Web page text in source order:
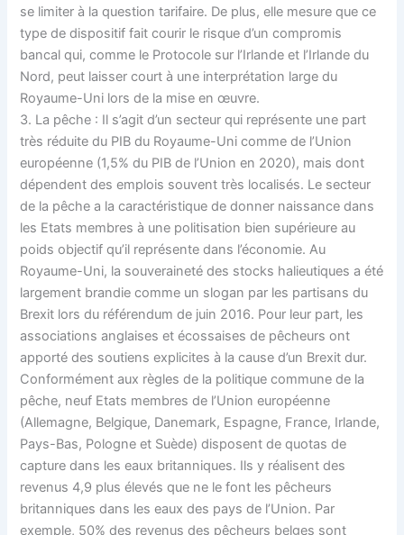
se limiter à la question tarifaire. De plus, elle mesure que ce
type de dispositif fait courir le risque d’un compromis
bancal qui, comme le Protocole sur l’Irlande et l’Irlande du
Nord, peut laisser court à une interprétation large du
Royaume-Uni lors de la mise en œuvre.
3. La pêche : Il s’agit d’un secteur qui représente une part
très réduite du PIB du Royaume-Uni comme de l’Union
européenne (1,5% du PIB de l’Union en 2020), mais dont
dépendent des emplois souvent très localisés. Le secteur
de la pêche a la caractéristique de donner naissance dans
les Etats membres à une politisation bien supérieure au
poids objectif qu’il représente dans l’économie. Au
Royaume-Uni, la souveraineté des stocks halieutiques a été
largement brandie comme un slogan par les partisans du
Brexit lors du référendum de juin 2016. Pour leur part, les
associations anglaises et écossaises de pêcheurs ont
apporté des soutiens explicites à la cause d’un Brexit dur.
Conformément aux règles de la politique commune de la
pêche, neuf Etats membres de l’Union européenne
(Allemagne, Belgique, Danemark, Espagne, France, Irlande,
Pays-Bas, Pologne et Suède) disposent de quotas de
capture dans les eaux britanniques. Ils y réalisent des
revenus 4,9 plus élevés que ne le font les pêcheurs
britanniques dans les eaux des pays de l’Union. Par
exemple, 50% des revenus des pêcheurs belges sont